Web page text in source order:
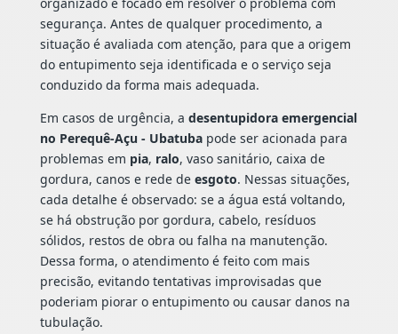
segurança. Antes de qualquer procedimento, a
situação é avaliada com atenção, para que a origem
do entupimento seja identificada e o serviço seja
conduzido da forma mais adequada.
Em casos de urgência, a desentupidora emergencial
no Perequê-Açu - Ubatubapode ser acionada para
problemas em pia, ralo, vaso sanitário, caixa de
gordura, canos e rede de esgoto. Nessas situações,
cada detalhe é observado: se a água está voltando,
se há obstrução por gordura, cabelo, resíduos
sólidos, restos de obra ou falha na manutenção.
Dessa forma, o atendimento é feito com mais
precisão, evitando tentativas improvisadas que
poderiam piorar o entupimento ou causar danos na
tubulação.